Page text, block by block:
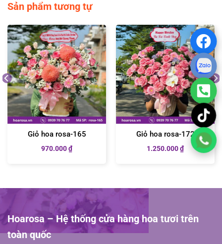
Sản phẩm tương tự
Giỏ hoa rosa-165
970.000₫
Giỏ hoa rosa-172
1.250.000₫
Hoarosa – Hệ thống cửa hàng hoa tươi trên
toàn quốc